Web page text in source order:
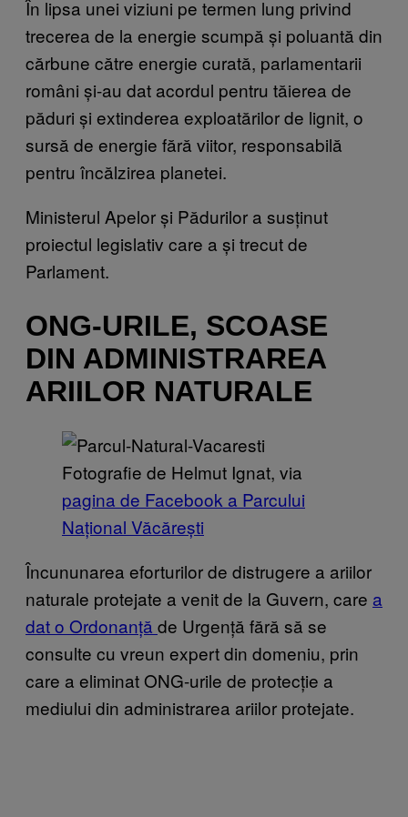
În lipsa unei viziuni pe termen lung privind
trecerea de la energie scumpă și poluantă din
cărbune către energie curată, parlamentarii
români și-au dat acordul pentru tăierea de
păduri și extinderea exploatărilor de lignit, o
sursă de energie fără viitor, responsabilă
pentru încălzirea planetei.
Ministerul Apelor și Pădurilor a susținut
proiectul legislativ care a și trecut de
Parlament.
ONG-URILE, SCOASE
DIN ADMINISTRAREA
ARIILOR NATURALE
Fotografie de Helmut Ignat, via
pagina de Facebook a Parcului
Național Văcărești
Încununarea eforturilor de distrugere a ariilor
naturale protejate a venit de la Guvern, care a
dat o Ordonanță de Urgență fără să se
consulte cu vreun expert din domeniu, prin
care a eliminat ONG-urile de protecție a
mediului din administrarea ariilor protejate.